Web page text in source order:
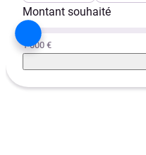
Montant souhaité
1 000 €